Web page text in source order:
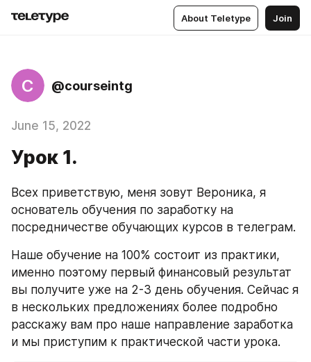
About Teletype Join
C @courseintg
June 15, 2022
Урок 1.
Всех приветствую, меня зовут Вероника, я
основатель обучения по заработку на
посредничестве обучающих курсов в телеграм.
Наше обучение на 100% состоит из практики,
именно поэтому первый финансовый результат
вы получите уже на 2-3 день обучения. Сейчас я
в нескольких предложениях более подробно
расскажу вам про наше направление заработка
и мы приступим к практической части урока.